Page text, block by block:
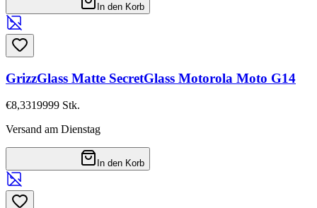
In den Korb
GrizzGlass Matte SecretGlass Motorola Moto G14
€8,3319999 Stk.
Versand am Dienstag
In den Korb